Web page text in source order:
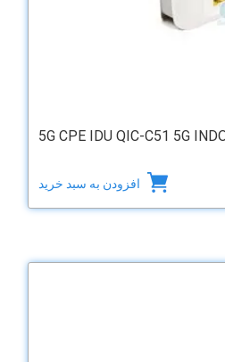
5G CPE IDU QIC-C51 5G